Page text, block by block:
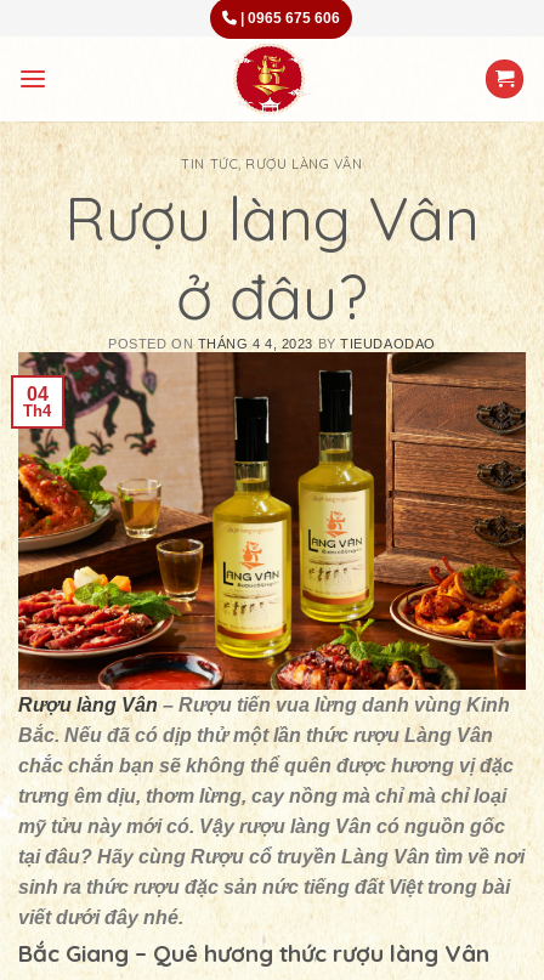
content
| 0965 675 606
TIN TỨC, RƯỢU LÀNG VÂN
Rượu làng Vân
ở đâu?
POSTED ON THÁNG 4 4, 2023 BYTIEUDAODAO
04
Th4
Rượu làng Vân– Rượu tiến vua lừng danh vùng Kinh
Bắc. Nếu đã có dịp thử một lần thức rượu Làng Vân
chắc chắn bạn sẽ không thể quên được hương vị đặc
trưng êm dịu, thơm lừng, cay nồng mà chỉ mà chỉ loại
mỹ tửu này mới có. Vậy rượu làng Vân có nguồn gốc
tại đâu? Hãy cùng Rượu cổ truyền Làng Vân tìm về nơi
sinh ra thức rượu đặc sản nức tiếng đất Việt trong bài
viết dưới đây nhé.
Bắc Giang – Quê hương thức rượu làng Vân